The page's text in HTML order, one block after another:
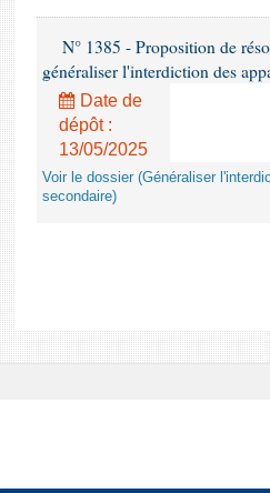
N° 1385 - Proposition de
généraliser l'interdiction des
Date de
dépôt :
13/05/2025
Voir le dossier (Généraliser
secondaire)